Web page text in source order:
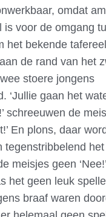
omdat
is voor de omgang
het bekende
de rand van het
stoere jongens
‘Jullie gaan het
schreeuwen de
En plons, daar
tegenstribbelend
meisjes geen
het geen leuk
braaf waren